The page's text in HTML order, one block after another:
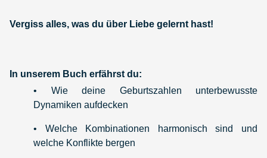
Vergiss alles, was du über Liebe gelernt hast!
In unserem Buch erfährst du:
• Wie deine Geburtszahlen unterbewusste
Dynamiken aufdecken
• Welche Kombinationen harmonisch sind und
welche Konflikte bergen